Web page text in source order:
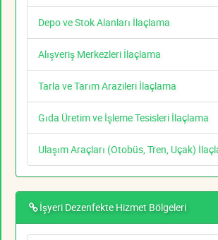
Depo ve Stok Alanları İlaçlama
Alışveriş Merkezleri İlaçlama
Tarla ve Tarım Arazileri İlaçlama
Gıda Üretim ve İşleme Tesisleri İlaçlama
Ulaşım Araçları (Otobüs, Tren, Uçak)
İşyeri Dezenfekte Hizmet Bölgeleri